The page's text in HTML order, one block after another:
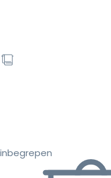
inbegrepen